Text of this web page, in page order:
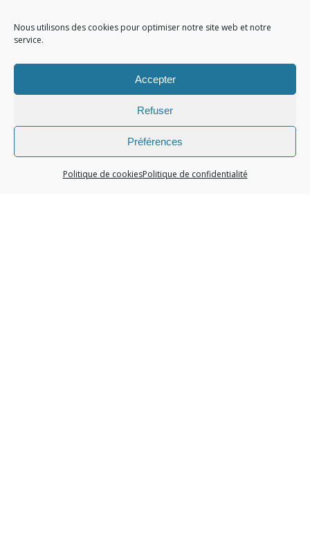
Nous utilisons des cookies pour optimiser notre site web et notre
service.
Accepter
Refuser
Préférences
Politique de cookiesPolitique de confidentialité